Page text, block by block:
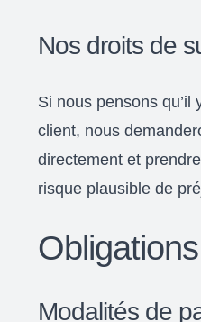
Nos droits de
Si nous pensons
client, nous
directement et
risque plausible de
Modalités de